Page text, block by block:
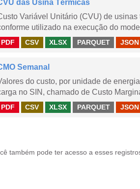
das Usina Térmicas
Variável Unitário (CVU) de
utilizado na execução do
PDF CSV XLSX PARQUET JSON
Semanal
do custo, por unidade de
no SIN, chamado de Custo
PDF CSV XLSX PARQUET JSON
também pode ter acesso a esses